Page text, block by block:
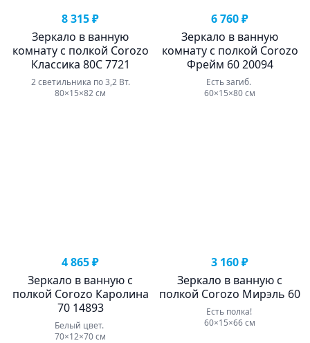
8 315 ₽
Зеркало в ванную
комнату с полкой Corozo
Классика 80С 7721
2 светильника по 3,2 Вт.
80×15×82 см
6 760 ₽
Зеркало в ванную
комнату с полкой Corozo
Фрейм 60 20094
Есть загиб.
60×15×80 см
4 865 ₽
Зеркало в ванную с
полкой Corozo Каролина
70 14893
Белый цвет.
70×12×70 см
3 160 ₽
Зеркало в ванную с
полкой Corozo Мирэль 60
Есть полка!
60×15×66 см